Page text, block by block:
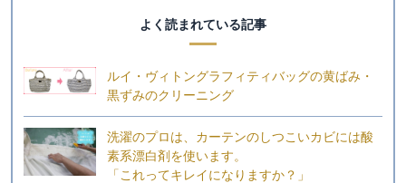
よく読まれている記事
ルイ・ヴィトングラフィティバッグの黄ばみ・
黒ずみのクリーニング
洗濯のプロは、カーテンのしつこいカビには酸
素系漂白剤を使います。
「これってキレイになりますか？」